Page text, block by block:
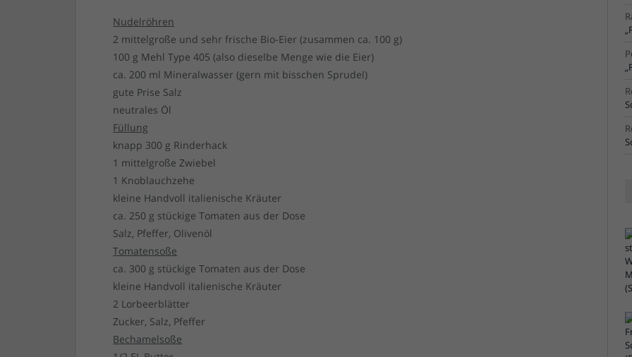
Nudelröhren
2 mittelgroße und sehr frische Bio-Eier (zusammen ca. 100 g)
100 g Mehl Type 405 (also dieselbe Menge wie die Eier)
ca. 200 ml Mineralwasser (gern mit bisschen Sprudel)
gute Prise Salz
neutrales Öl
Füllung
knapp 300 g Rinderhack
1 mittelgroße Zwiebel
1 Knoblauchzehe
kleine Handvoll italienische Kräuter
ca. 250 g stückige Tomaten aus der Dose
Salz, Pfeffer, Olivenöl
Tomatensoße
ca. 300 g stückige Tomaten aus der Dose
kleine Handvoll italienische Kräuter
2 Lorbeerblätter
Zucker, Salz, Pfeffer
Bechamelsoße